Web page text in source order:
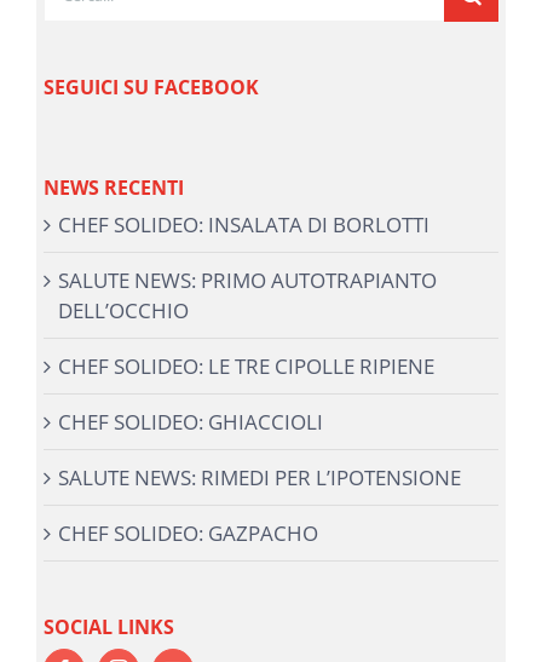
SEGUICI SU FACEBOOK
NEWS RECENTI
CHEF SOLIDEO: INSALATA DI BORLOTTI
SALUTE NEWS: PRIMO AUTOTRAPIANTO
DELL’OCCHIO
CHEF SOLIDEO: LE TRE CIPOLLE RIPIENE
CHEF SOLIDEO: GHIACCIOLI
SALUTE NEWS: RIMEDI PER L’IPOTENSIONE
CHEF SOLIDEO: GAZPACHO
SOCIAL LINKS